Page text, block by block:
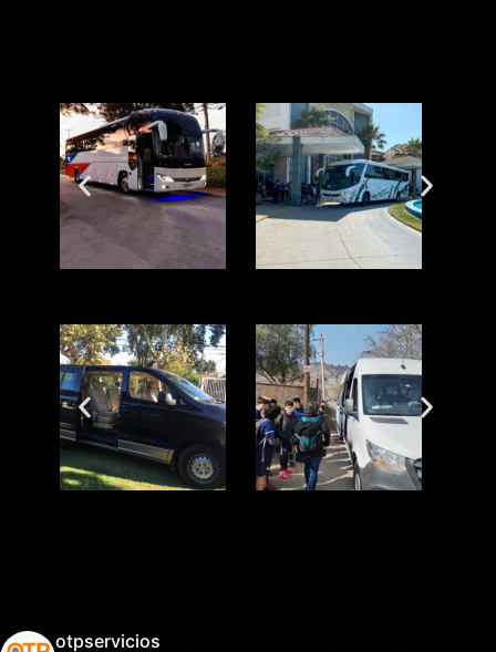
otpservicios